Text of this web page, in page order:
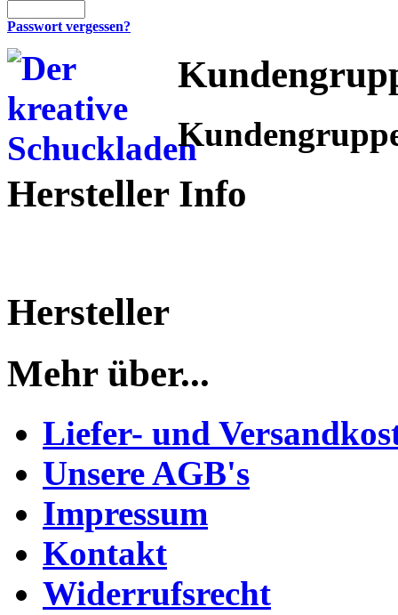
Passwort vergessen?
Hersteller Info
Hersteller
Mehr über...
Liefer- und
Unsere AGB's
Impressum
Kontakt
Widerrufsrecht